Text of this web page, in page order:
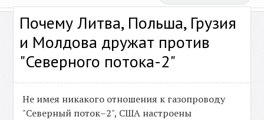
Почему Литва, Польша, Грузия
и Молдова дружат против
"Северного потока-2"
Не имея никакого отношения к газопроводу
"Северный поток–2", США настроены